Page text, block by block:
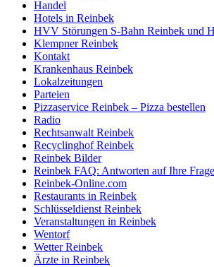
Handel
Hotels in Reinbek
HVV Störungen S-Bahn Reinbek und
Klempner Reinbek
Kontakt
Krankenhaus Reinbek
Lokalzeitungen
Parteien
Pizzaservice Reinbek – Pizza bestellen
Radio
Rechtsanwalt Reinbek
Recyclinghof Reinbek
Reinbek Bilder
Reinbek FAQ: Antworten auf Ihre
Reinbek-Online.com
Restaurants in Reinbek
Schlüsseldienst Reinbek
Veranstaltungen in Reinbek
Wentorf
Wetter Reinbek
Ärzte in Reinbek